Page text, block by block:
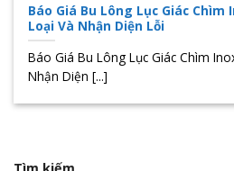
Báo Giá Bu Lông Lục Giác Chìm
Loại Và Nhận Diện Lỗi
Báo Giá Bu Lông Lục Giác Chìm
Nhận Diện [...]